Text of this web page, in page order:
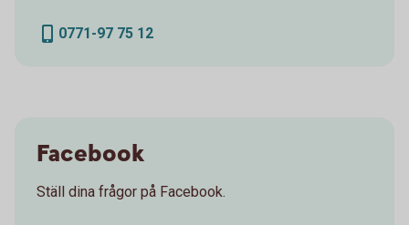
0771-97 75 12
Facebook
Ställ dina frågor på Facebook.